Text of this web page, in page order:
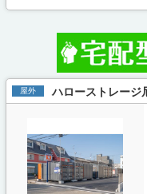
屋外 ハローストレージ